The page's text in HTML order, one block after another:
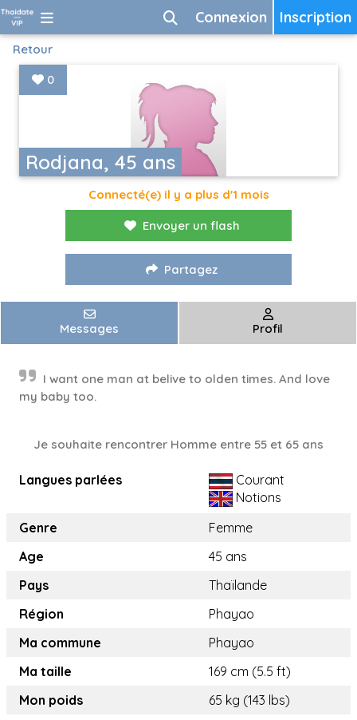
Inscription
Connexion
Retour
Rodjana, 45 ans
0
Connecté(e) il y a plus d'1 mois
Envoyer un flash
Partagez
Messages Profil
I want one man at belive to olden times. And love
my baby too.
Je souhaite rencontrer Homme entre 55 et 65 ans
Langues parlées
Courant
Notions
Genre
Femme
Age
45 ans
Pays
Thaïlande
Région
Phayao
Ma commune
Phayao
Ma taille
169 cm (5.5 ft)
Mon poids
65 kg (143 lbs)